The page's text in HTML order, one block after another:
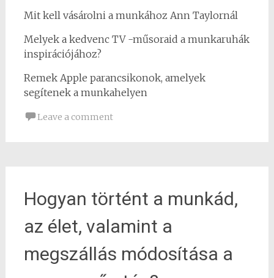
Mit kell vásárolni a munkához Ann Taylornál
Melyek a kedvenc TV -műsoraid a munkaruhák
inspirációjához?
Remek Apple parancsikonok, amelyek
segítenek a munkahelyen
Leave a comment
Hogyan történt a munkád,
az élet, valamint a
megszállás módosítása a